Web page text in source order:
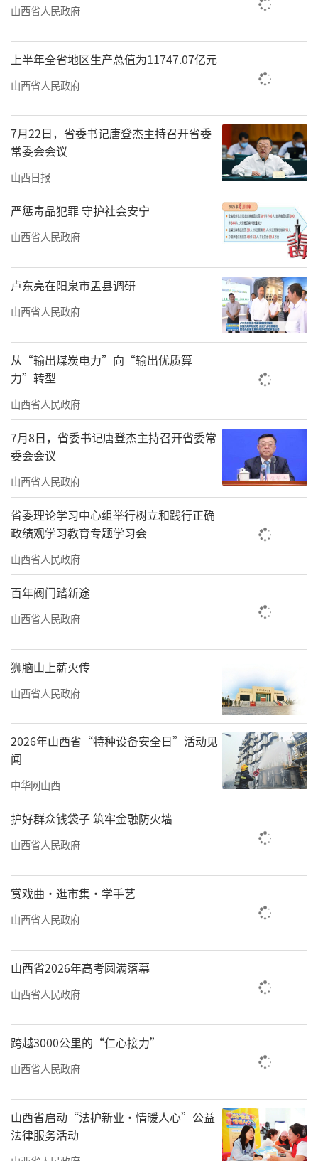
掘、保护和传承具有太原特色的“中华老字
足多元化、个性化的服务消费需求。推动便利
店品牌化、连锁化、智能化发展，便利店指数
龙城万达广场、吾悦广场等商业综合体相继建
成运营。数据显示，今年一季度，该市社会消
费品零售总额完成592.09亿元，同比增长
5.4%，高于全国0.8个百分点。
（任志霞）
责任编辑：何剑
山西省人民政府
上半年全省地区生产总值为11747.07亿元
山西省人民政府
7月22日，省委书记唐登杰主持召开省委
常委会会议
山西日报
严惩毒品犯罪 守护社会安宁
山西省人民政府
卢东亮在阳泉市盂县调研
山西省人民政府
从“输出煤炭电力”向“输出优质算
力”转型
山西省人民政府
7月8日，省委书记唐登杰主持召开省委常
委会会议
山西省人民政府
省委理论学习中心组举行树立和践行正确
政绩观学习教育专题学习会
山西省人民政府
百年阀门踏新途
山西省人民政府
狮脑山上薪火传
山西省人民政府
2026年山西省“特种设备安全日”活动见
闻
中华网山西
护好群众钱袋子 筑牢金融防火墙
山西省人民政府
赏戏曲·逛市集·学手艺
山西省人民政府
山西省2026年高考圆满落幕
山西省人民政府
跨越3000公里的“仁心接力”
山西省人民政府
山西省启动“法护新业·情暖人心”公益
法律服务活动